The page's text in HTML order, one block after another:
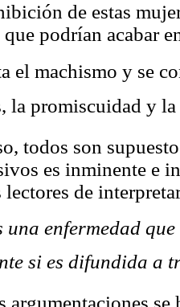
de estas
podrían acabar
el machismo y se
la promiscuidad y la
todos son
es inminente e
lectores de
una enfermedad
si es difundida a